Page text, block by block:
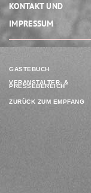
KONTAKT UND
IMPRESSUM
GÄSTEBUCH
VERANSTALTER- &
PRESSEBEREICH
ZURÜCK ZUM EMPFANG